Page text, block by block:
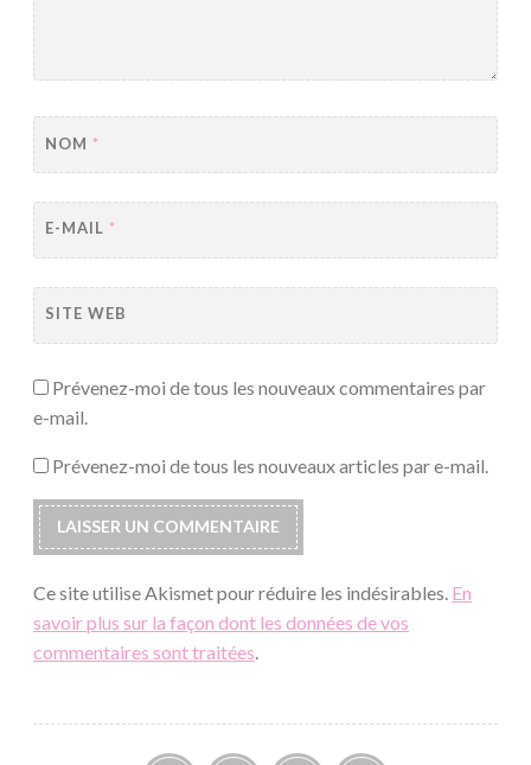
NOM *
E-MAIL *
SITE WEB
Prévenez-moi de tous les nouveaux commentaires par
e-mail.
Prévenez-moi de tous les nouveaux articles par e-mail.
Ce site utilise Akismet pour réduire les indésirables. En
savoir plus sur la façon dont les données de vos
commentaires sont traitées